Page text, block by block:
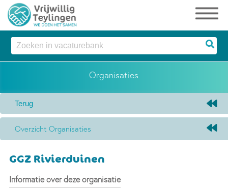
Organisaties
Overzicht Organisaties
GGZ Rivierduinen
Informatie over deze organisatie